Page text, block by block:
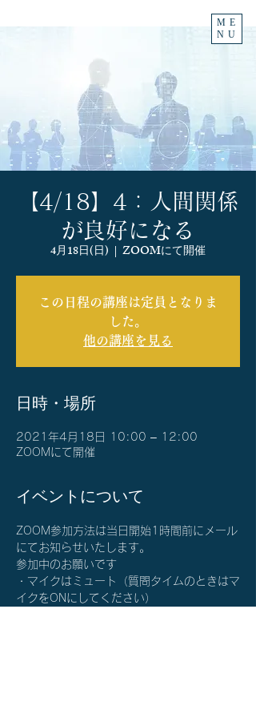
ME
NU
【4/18】4：人間関係
が良好になる
4月18日(日)
  |
ZOOMにて開催
この日程の講座は定員となりま
した。
他の講座を見る
日時・場所
2021年4月18日 10:00 – 12:00
ZOOMにて開催
イベントについて
ZOOM参加方法は当日開始1時間前にメール
にてお知らせいたします。
参加中のお願いです
・マイクはミュート（質問タイムのときはマ
イクをONにしてください）